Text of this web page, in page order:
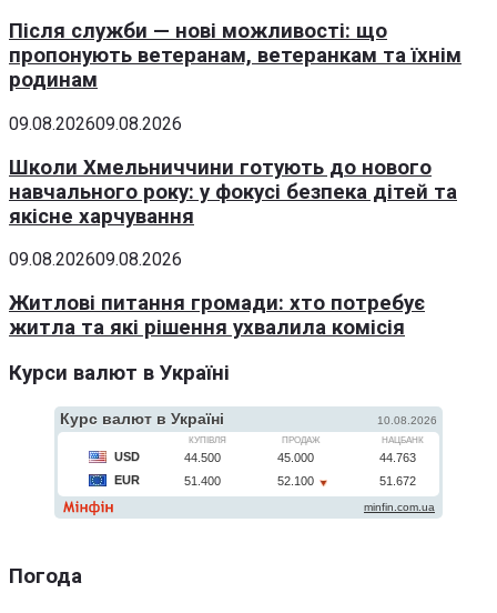
Після служби — нові можливості: що
пропонують ветеранам, ветеранкам та їхнім
родинам
09.08.202609.08.2026
Школи Хмельниччини готують до нового
навчального року: у фокусі безпека дітей та
якісне харчування
09.08.202609.08.2026
Житлові питання громади: хто потребує
житла та які рішення ухвалила комісія
Курси валют в Україні
Погода